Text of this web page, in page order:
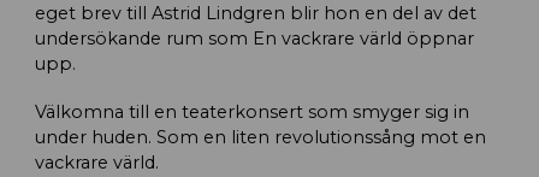
eget brev till Astrid Lindgren blir hon en del av det
undersökande rum som En vackrare värld öppnar
upp.
Välkomna till en teaterkonsert som smyger sig in
under huden. Som en liten revolutionssång mot en
vackrare värld.